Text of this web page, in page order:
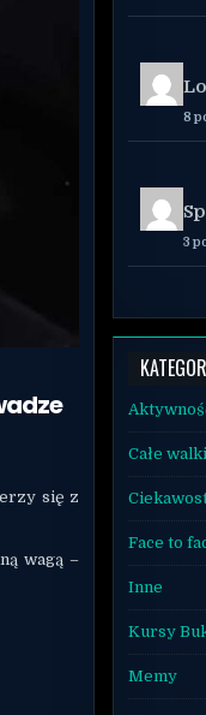
się z
wagą –
8
3
Całe walki
Face to
Inne
Kursy
Memy